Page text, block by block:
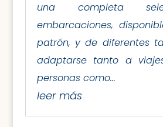
una completa
embarcaciones,
patrón, y de diferentes
adaptarse tanto a
personas como...
leer más